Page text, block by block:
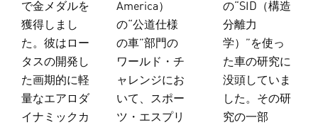
で金メダルを
獲得しまし
た。彼はロー
タスの開発し
た画期的に軽
量なエアロダ
イナミックカ
America）
の“公道仕様
の車”部門の
ワールド・チ
ャレンジにお
いて、スポー
ツ・エスプリ
の“SID（構造
分離力
学）”を使っ
た車の研究に
没頭していま
した。その研
究の一部